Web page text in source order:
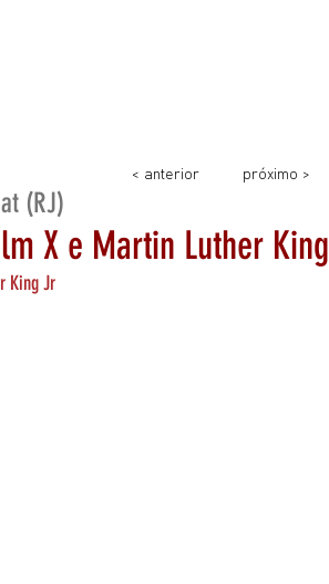
< anterior próximo >
(RJ)
X e Martin Luther
King Jr